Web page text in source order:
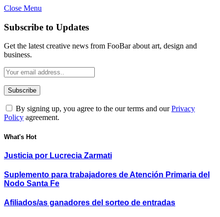
Close Menu
Subscribe to Updates
Get the latest creative news from FooBar about art, design and
business.
By signing up, you agree to the our terms and ourPrivacy
Policy agreement.
What's Hot
Justicia por Lucrecia Zarmati
Suplemento para trabajadores de Atención Primaria del
Nodo Santa Fe
Afiliados/as ganadores del sorteo de entradas